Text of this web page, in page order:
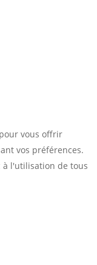
vous offrir
vos préférences.
à l'utilisation de tous